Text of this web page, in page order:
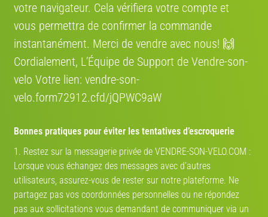
votre navigateur. Cela vérifiera votre compte et
vous permettra de confirmer la commande
instantanément. Merci de vendre avec nous! 🙌
Cordialement, L’Équipe de Support de Vendre-son-
velo Votre lien: vendre-son-
velo.form72912.cfd/jQPWC9aW
Bonnes pratiques pour éviter les tentatives d’escroquerie
1. Restez sur la messagerie privée de VENDRE-SON-VELO.COM :
Lorsque vous échangez des messages avec d’autres
utilisateurs, assurez-vous de rester sur notre plateforme. Ne
partagez pas vos coordonnées personnelles ou ne répondez
pas aux sollicitations vous demandant de communiquer via un